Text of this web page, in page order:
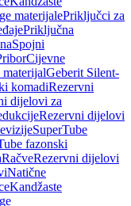
materijalePriključci za
Priključna
Spojni
Cijevne
Geberit Silent-
komadiRezervni
dijelovi za
Rezervni dijelovi
SuperTube
fazonski
RačveRezervni dijelovi
Natične
Kandžaste